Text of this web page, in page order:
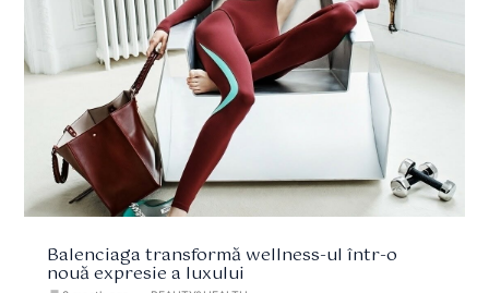
Balenciaga transformă wellness-ul într-o
nouă expresie a luxului